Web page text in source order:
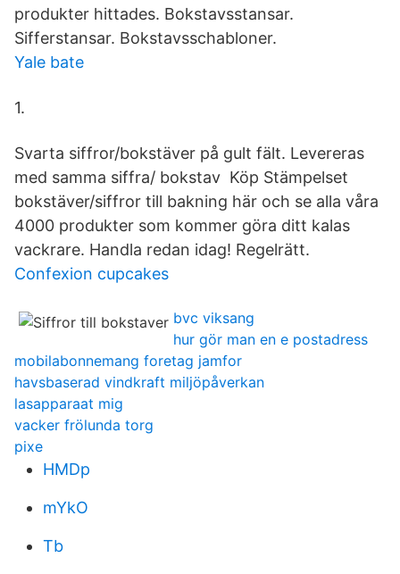
produkter hittades. Bokstavsstansar.
Sifferstansar. Bokstavsschabloner.
Yale bate
1.
Svarta siffror/bokstäver på gult fält. Levereras
med samma siffra/ bokstav Köp Stämpelset
bokstäver/siffror till bakning här och se alla våra
4000 produkter som kommer göra ditt kalas
vackrare. Handla redan idag! Regelrätt.
Confexion cupcakes
bvc viksang
hur gör man en e postadress
mobilabonnemang foretag jamfor
havsbaserad vindkraft miljöpåverkan
lasapparaat mig
vacker frölunda torg
pixe
HMDp
mYkO
Tb